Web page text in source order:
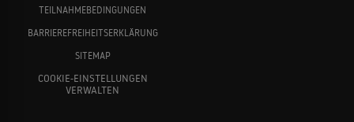
TEILNAHMEBEDINGUNGEN
BARRIEREFREIHEITSERKLÄRUNG
SITEMAP
COOKIE-EINSTELLUNGEN
VERWALTEN